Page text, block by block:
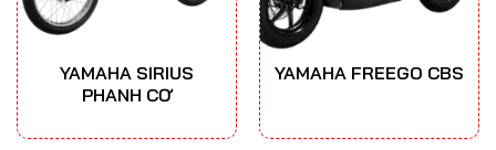
YAMAHA SIRIUS
PHANH CƠ
YAMAHA FREEGO CBS